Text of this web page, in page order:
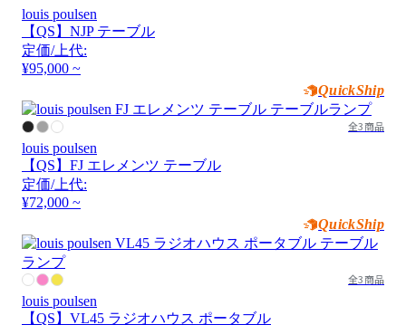
louis poulsen
【QS】NJP テーブル
定価/上代:
¥95,000 ~
QuickShip
全3商品
louis poulsen
【QS】FJ エレメンツ テーブル
定価/上代:
¥72,000 ~
QuickShip
全3商品
louis poulsen
【QS】VL45 ラジオハウス ポータブル